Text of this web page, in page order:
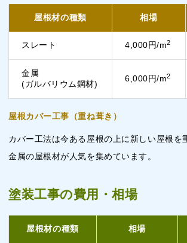
屋根材の種類 相場
スレート 4,000円/m2
金属
(ガルバリウム鋼材)
6,000円/m2
屋根カバー工事（重ね葺き）
カバー工法は今ある屋根の上に新しい屋根を
金属の屋根材が人気を集めています。
塗装工事の費用・相場
屋根材の種類 相場